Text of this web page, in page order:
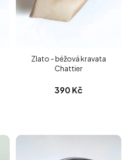
Zlato - béžová kravata
Chattier
390 Kč